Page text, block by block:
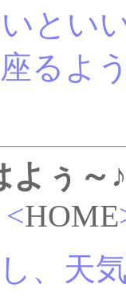
とい
るよ
ぅ～♪
<HOME
、天